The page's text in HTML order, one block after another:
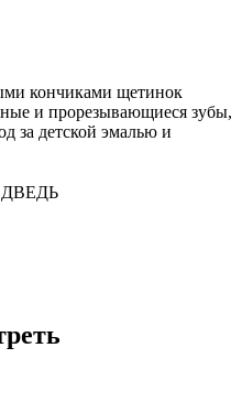
кончиками щетинок
и прорезывающиеся зубы,
за детской эмалью и